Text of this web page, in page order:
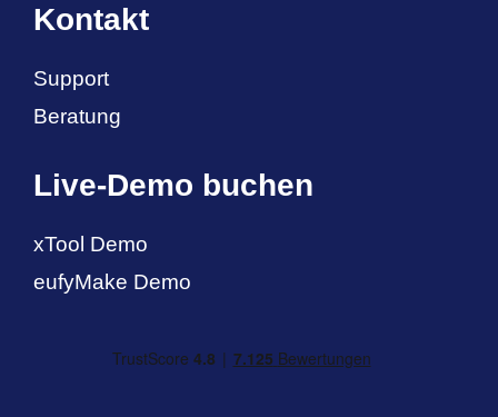
Kontakt
Support
Beratung
Live-Demo buchen
xTool Demo
eufyMake Demo